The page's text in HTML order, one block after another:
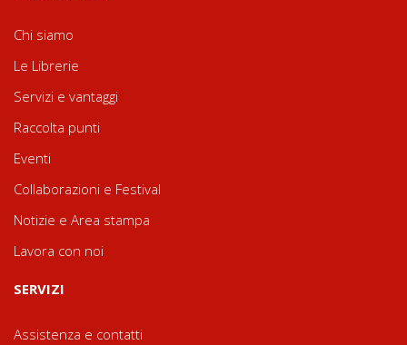
Chi siamo
Le Librerie
Servizi e vantaggi
Raccolta punti
Eventi
Collaborazioni e Festival
Notizie e Area stampa
Lavora con noi
SERVIZI
Assistenza e contatti